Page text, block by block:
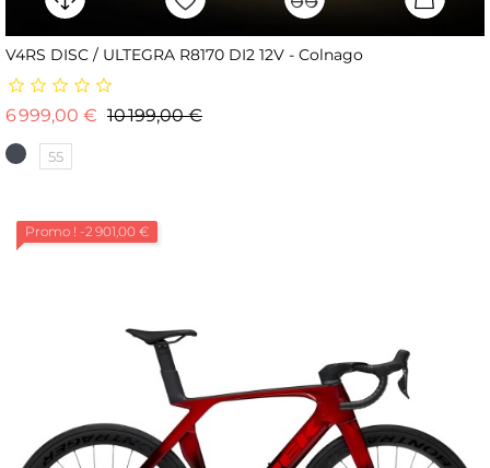
V4RS DISC / ULTEGRA R8170 DI2 12V - Colnago
6 999,00 € Prix de base
10 199,00 €Prix
55
Promo ! -2 901,00 €